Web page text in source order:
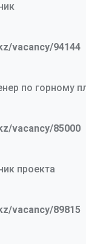
vacancy/94144
по горному
vacancy/85000
проекта
vacancy/89815